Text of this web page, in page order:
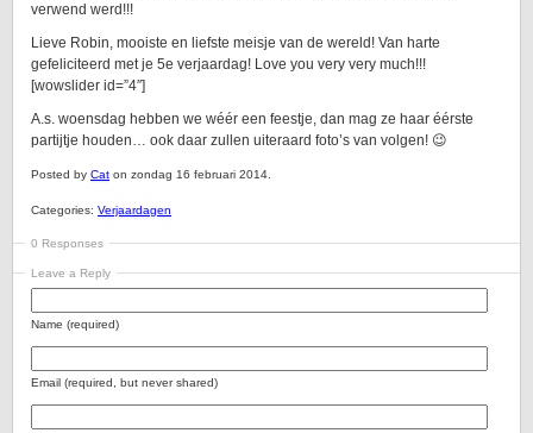
verwend werd!!!
Lieve Robin, mooiste en liefste meisje van de wereld! Van harte
gefeliciteerd met je 5e verjaardag! Love you very very much!!!
[wowslider id=”4″]
A.s. woensdag hebben we wéér een feestje, dan mag ze haar éérste
partijtje houden… ook daar zullen uiteraard foto’s van volgen! 😉
Posted by Cat on zondag 16 februari 2014.
Categories: Verjaardagen
0 Responses
Leave a Reply
Name (required)
Email (required, but never shared)